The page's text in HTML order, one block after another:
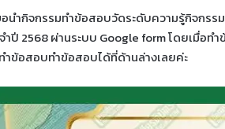
นำกิจกรรมทำข้อสอบวัดระดับความรู้กิจกรร
ำปี 2568 ผ่านระบบ Google form โดยเมื่อ
ำข้อสอบทำข้อสอบได้ที่ด้านล่างเลยค่ะ